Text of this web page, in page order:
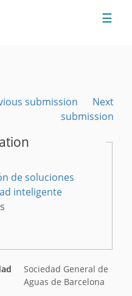
submission
Next
submission
de soluciones
inteligente
Sociedad General de
Aguas de Barcelona
☰